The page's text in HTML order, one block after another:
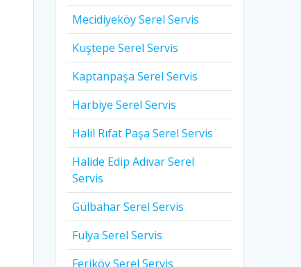
Mecidiyeköy Serel Servis
Kuştepe Serel Servis
Kaptanpaşa Serel Servis
Harbiye Serel Servis
Halil Rıfat Paşa Serel Servis
Halide Edip Adıvar Serel
Servis
Gülbahar Serel Servis
Fulya Serel Servis
Feriköy Serel Servis